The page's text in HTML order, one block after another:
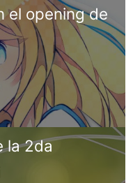
el opening de
la 2da